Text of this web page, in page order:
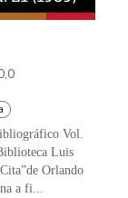
Vol.
Luis
Orlando
a fi...